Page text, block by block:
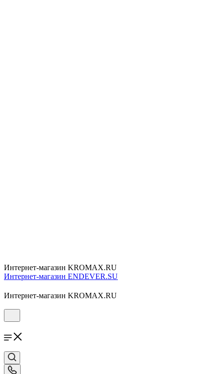
Интернет-магазин KROMAX.RU
Интернет-магазин ENDEVER.SU
Интернет-магазин KROMAX.RU